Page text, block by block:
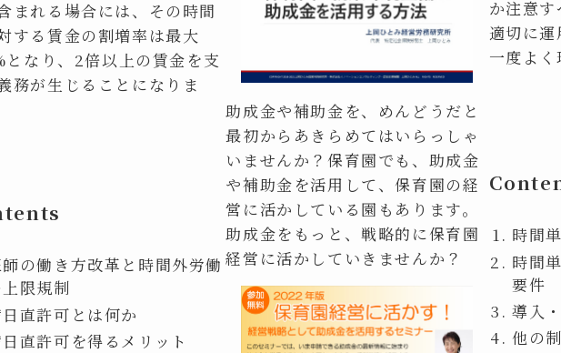
まれる場合には、その時間
する賃金の割増率は最大
となり、2倍以上の賃金を支
務が生じることになりま
の働き方改革と時間外労働
上限規制
直許可とは何か
直許可を得るメリット
助成金や補助金を、めんどうだと
最初からあきらめてはいらっしゃ
いませんか？保育園でも、助成金
や補助金を活用して、保育園の経
営に活かしている園もあります。
助成金をもっと、戦略的に保育園
経営に活かしていきませんか？
か注意す
適切に
一度よく
時間
時間
要件
導入
他の